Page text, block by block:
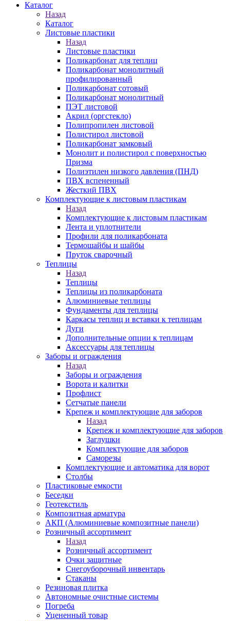
Каталог
Назад
Каталог
Листовые пластики
Назад
Листовые пластики
Поликарбонат для теплиц
Поликарбонат монолитный
профилированный
Поликарбонат сотовый
Поликарбонат монолитный
ПЭТ листовой
Акрил (оргстекло)
Полипропилен листовой
Полистирол листовой
Поликарбонат замковый
Монолит и полистирол с поверхностью
Призма
Полиэтилен низкого давления (ПНД)
ПВХ вспененный
Жесткий ПВХ
Комплектующие к листовым пластикам
Назад
Комплектующие к листовым пластикам
Лента и уплотнители
Профили для поликарбоната
Термошайбы и шайбы
Пруток сварочный
Теплицы
Назад
Теплицы
Теплицы из поликарбоната
Алюминиевые теплицы
Фундаменты для теплицы
Каркасы теплиц и вставки к теплицам
Дуги
Дополнительные опции к теплицам
Аксессуары для теплицы
Заборы и ограждения
Назад
Заборы и ограждения
Ворота и калитки
Профлист
Сетчатые панели
Крепеж и комплектующие для заборов
Назад
Крепеж и комплектующие для заборов
Заглушки
Комплектующие для заборов
Саморезы
Комплектующие и автоматика для ворот
Столбы
Пластиковые емкости
Беседки
Геотекстиль
Композитная арматура
АКП (Алюминиевые композитные панели)
Розничный ассортимент
Назад
Розничный ассортимент
Очки защитные
Снегоуборочный инвентарь
Стаканы
Резиновая плитка
Автономные очистные системы
Погреба
Уцененный товар